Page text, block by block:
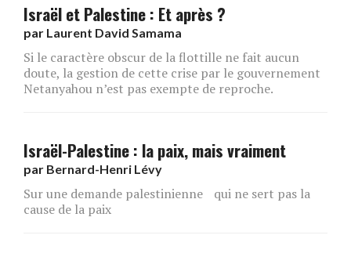
Israël et Palestine : Et après ?
par Laurent David Samama
Si le caractère obscur de la flottille ne fait aucun
doute, la gestion de cette crise par le gouvernement
Netanyahou n’est pas exempte de reproche.
Israël-Palestine : la paix, mais vraiment
par Bernard-Henri Lévy
Sur une demande palestinienne qui ne sert pas la
cause de la paix